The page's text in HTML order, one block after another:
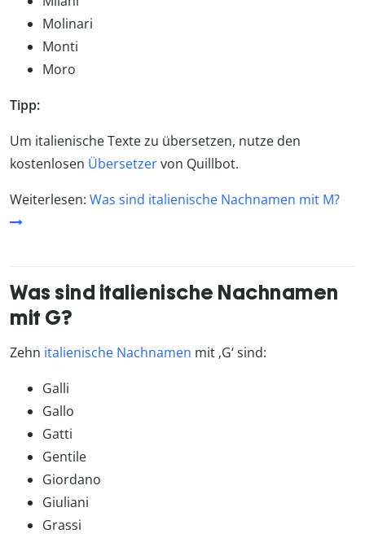
Molinari
Monti
Moro
Tipp:
Um italienische Texte zu übersetzen, nutze den
kostenlosen Übersetzervon Quillbot.
Weiterlesen: Was sind italienische Nachnamen mit M?
Was sind italienische Nachnamen
mit G?
Zehn italienische Nachnamen mit ‚G‘ sind:
Galli
Gallo
Gatti
Gentile
Giordano
Giuliani
Grassi